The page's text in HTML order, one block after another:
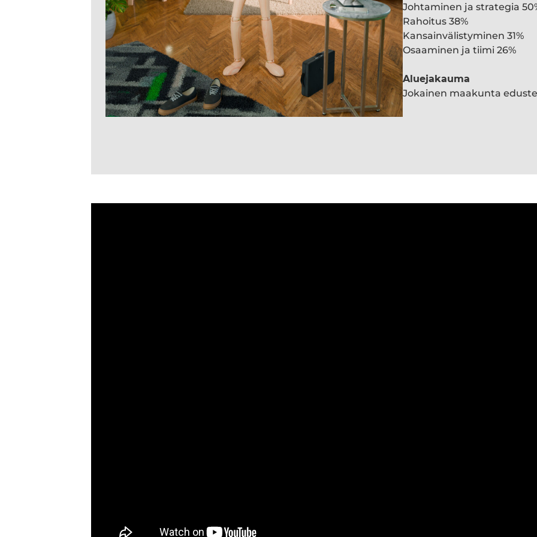
Johtaminen ja strategia
Rahoitus 38%
Kansainvälistyminen 31%
Osaaminen ja tiimi 26%
Aluejakauma
Jokainen maakunta